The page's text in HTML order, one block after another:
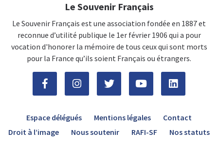
Le Souvenir Français
Le Souvenir Français est une association fondée en 1887 et
reconnue d’utilité publique le 1er février 1906 qui a pour
vocation d'honorer la mémoire de tous ceux qui sont morts
pour la France qu’ils soient Français ou étrangers.
Espace délégués Mentions légales
Contact
Droit à l’image
Nous soutenir RAFI-SF Nos statuts